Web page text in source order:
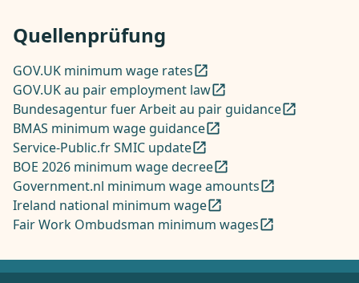
Quellenprüfung
GOV.UK minimum wage rates
GOV.UK au pair employment law
Bundesagentur fuer Arbeit au pair guidance
BMAS minimum wage guidance
Service-Public.fr SMIC update
BOE 2026 minimum wage decree
Government.nl minimum wage amounts
Ireland national minimum wage
Fair Work Ombudsman minimum wages